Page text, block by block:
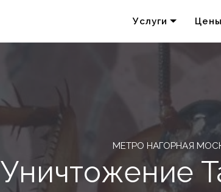
Услуги Цены
МЕТРО НАГОРНАЯ
Уничтожение